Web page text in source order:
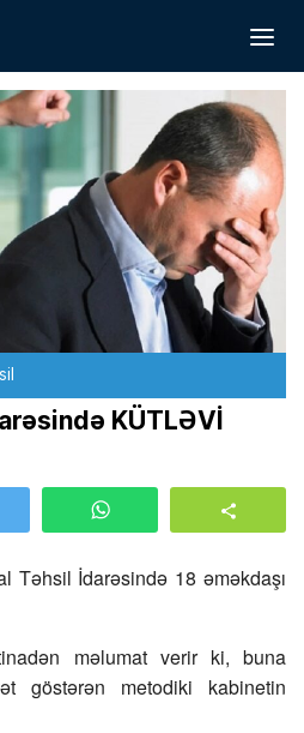
KÜTLƏVİ
Təhsil İdarəsində 18 əməkdaşı
məlumat verir ki, buna
göstərən metodiki kabinetin